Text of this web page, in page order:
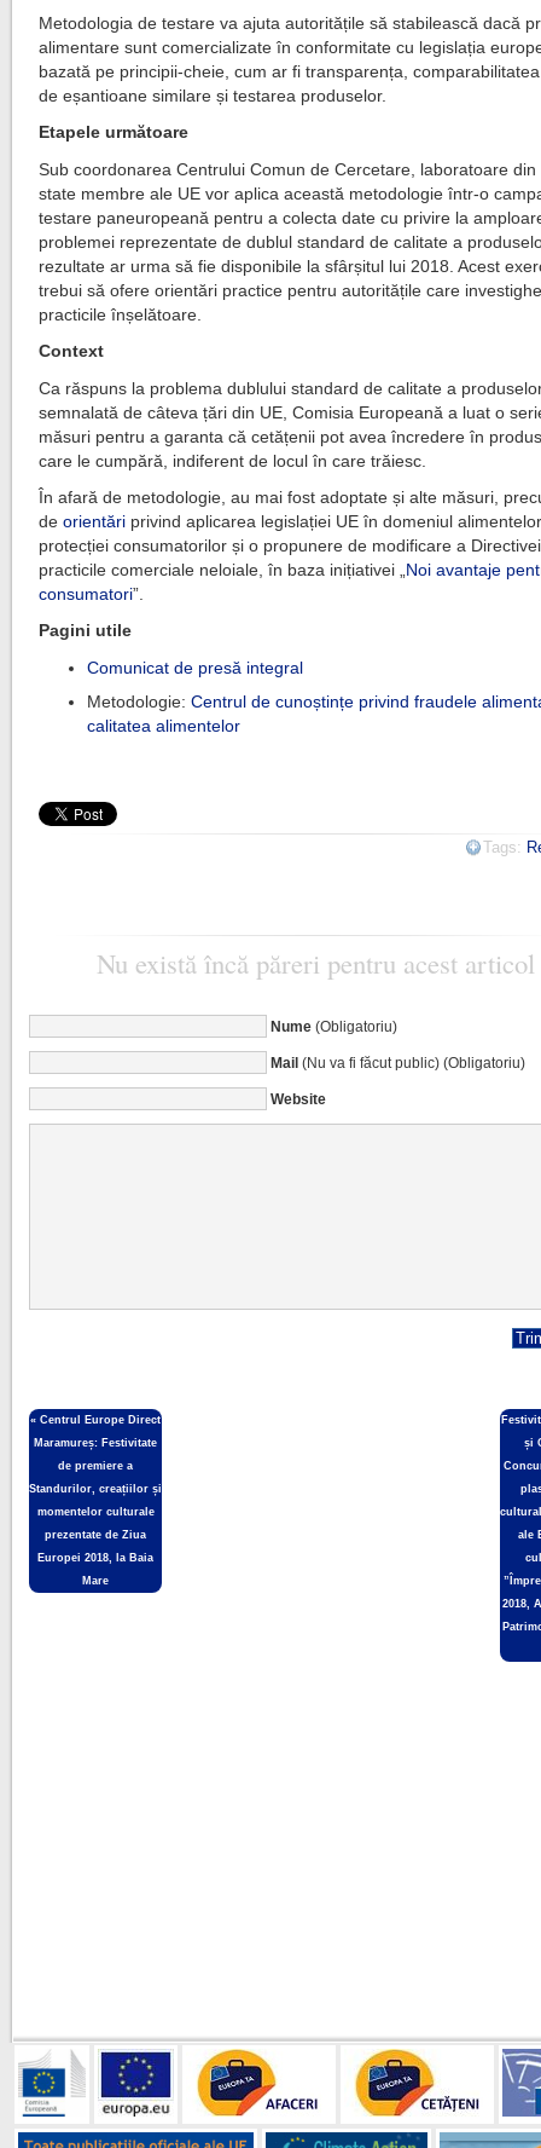
Metodologia de testare va ajuta autoritățile să stabilească dacă
alimentare sunt comercializate în conformitate cu legislația
bazată pe principii-cheie, cum ar fi transparența,
de eșantioane similare și testarea produselor.
Etapele următoare
Sub coordonarea Centrului Comun de Cercetare, laboratoare
state membre ale UE vor aplica această metodologie într-o
testare paneuropeană pentru a colecta date cu privire la
problemei reprezentate de dublul standard de calitate a
rezultate ar urma să fie disponibile la sfârșitul lui 2018. Acest
trebui să ofere orientări practice pentru autoritățile care
practicile înșelătoare.
Context
Ca răspuns la problema dublului standard de calitate a
semnalată de câteva țări din UE, Comisia Europeană a luat o
măsuri pentru a garanta că cetățenii pot avea încredere în
care le cumpără, indiferent de locul în care trăiesc.
În afară de metodologie, au mai fost adoptate și alte măsuri,
deorientări privind aplicarea legislației UE în domeniul
protecției consumatorilor și o propunere de modificare a
practicile comerciale neloiale, în baza inițiativei „ Noi avantaje
consumatori”.
Pagini utile
Comunicat de presă integral
Metodologie:Centrul de cunoștințe privind fraudele
calitatea alimentelor
Tags:
Nu există încă păreri pentru acest articol
Nume(Obligatoriu)
Mail(Nu va fi făcut public) (Obligatoriu)
Website
«Centrul Europe Direct
Maramureș: Festivitate
de premiere a
Standurilor, creațiilor și
momentelor culturale
prezentate de Ziua
Europei 2018, la Baia
Mare
și
ale
2018,